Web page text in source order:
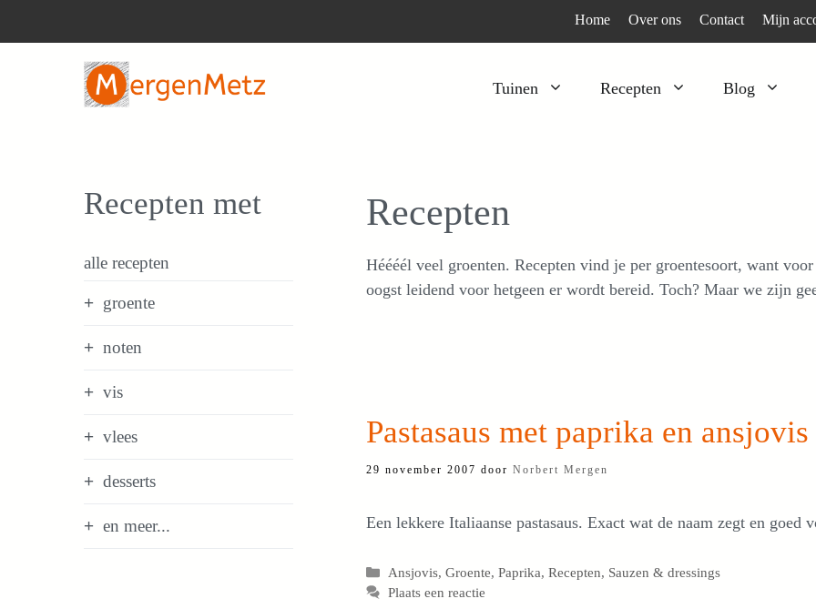
Home Over ons Contact Mijn
Tuinen Recepten Blog
Kruiden
Verfplanten Vruchtgewassen
Recepten
Héééél veel groenten. Recepten vind je per groentesoort, want
oogst leidend voor hetgeen er wordt bereid. Toch? Maar we zijn
Pastasaus met paprika en ansjovis
29 november 2007 door Norbert Mergen
Een lekkere Italiaanse pastasaus. Exact wat de naam zegt en goed
Categorieën
Ansjovis,Groente,Paprika,Recepten, Sauzen & dressings
Plaats een reactie
Recepten met
alle recepten
groente
noten
vis
vlees
desserts
en meer...